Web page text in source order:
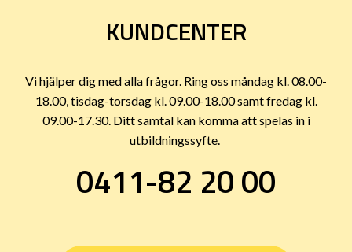
KUNDCENTER
Vi hjälper dig med alla frågor. Ring oss måndag kl. 08.00-
18.00, tisdag-torsdag kl. 09.00-18.00 samt fredag kl.
09.00-17.30. Ditt samtal kan komma att spelas in i
utbildningssyfte.
0411-82 20 00